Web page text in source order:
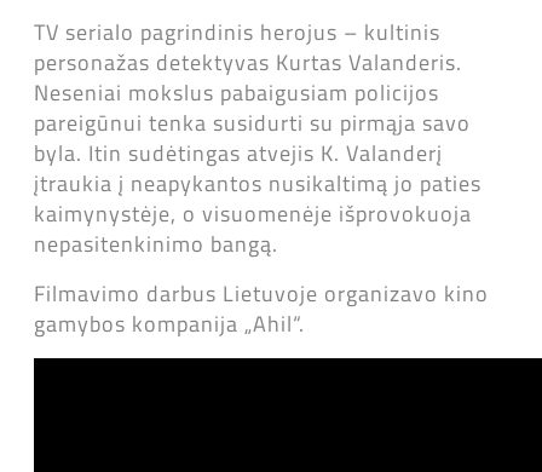
TV serialo pagrindinis herojus – kultinis
personažas detektyvas Kurtas Valanderis.
Neseniai mokslus pabaigusiam policijos
pareigūnui tenka susidurti su pirmąja savo
byla. Itin sudėtingas atvejis K. Valanderį
įtraukia į neapykantos nusikaltimą jo paties
kaimynystėje, o visuomenėje išprovokuoja
nepasitenkinimo bangą.
Filmavimo darbus Lietuvoje organizavo kino
gamybos kompanija „Ahil“.